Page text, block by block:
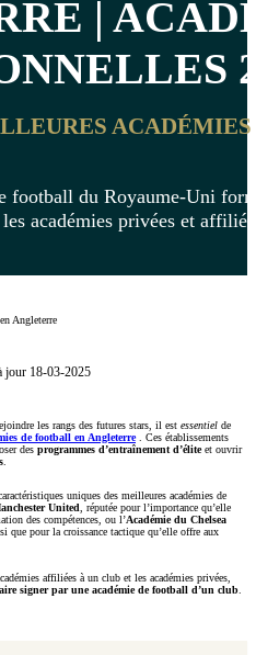
|
football du Royaume-Uni
académies privées et
Angleterre
jour 18-03-2025
les rangs des futures stars, il est essentiel de
de football en Angleterre . Ces établissements
des programmes d’entraînement d’éliteet ouvrir
.
uniques des meilleures académies de
United, réputée pour l’importance qu’elle
des compétences, ou l’Académie du Chelsea
que pour la croissance tactique qu’elle offre aux
affiliées à un club et les académies privées,
signer par une académie de football d’un club.